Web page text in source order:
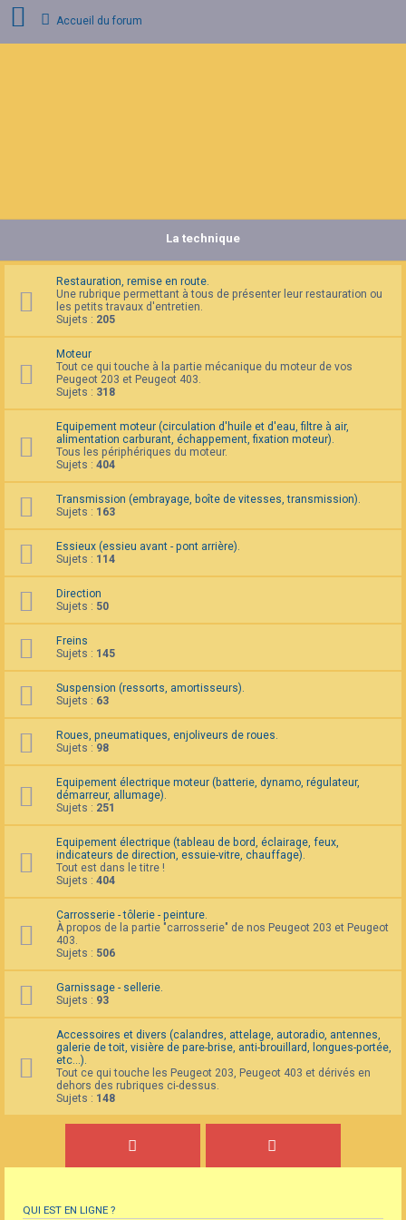
s
Accueil du forum
La technique
Restauration, remise en route.
Une rubrique permettant à tous de présenter leur restauration ou
les petits travaux d'entretien.
Sujets : 205
Moteur
Tout ce qui touche à la partie mécanique du moteur de vos
Peugeot 203 et Peugeot 403.
Sujets : 318
Equipement moteur (circulation d'huile et d'eau, filtre à air,
alimentation carburant, échappement, fixation moteur).
Tous les périphériques du moteur.
Sujets : 404
Transmission (embrayage, boîte de vitesses, transmission).
Sujets : 163
Essieux (essieu avant - pont arrière).
Sujets : 114
Direction
Sujets : 50
Freins
Sujets : 145
Suspension (ressorts, amortisseurs).
Sujets : 63
Roues, pneumatiques, enjoliveurs de roues.
Sujets : 98
Equipement électrique moteur (batterie, dynamo, régulateur,
démarreur, allumage).
Sujets : 251
Equipement électrique (tableau de bord, éclairage, feux,
indicateurs de direction, essuie-vitre, chauffage).
Tout est dans le titre !
Sujets : 404
Carrosserie - tôlerie - peinture.
À propos de la partie "carrosserie" de nos Peugeot 203 et Peugeot
403.
Sujets : 506
Garnissage - sellerie.
Sujets : 93
Accessoires et divers (calandres, attelage, autoradio, antennes,
galerie de toit, visière de pare-brise, anti-brouillard, longues-portée,
etc...).
Tout ce qui touche les Peugeot 203, Peugeot 403 et dérivés en
dehors des rubriques ci-dessus.
Sujets : 148
QUI EST EN LIGNE ?